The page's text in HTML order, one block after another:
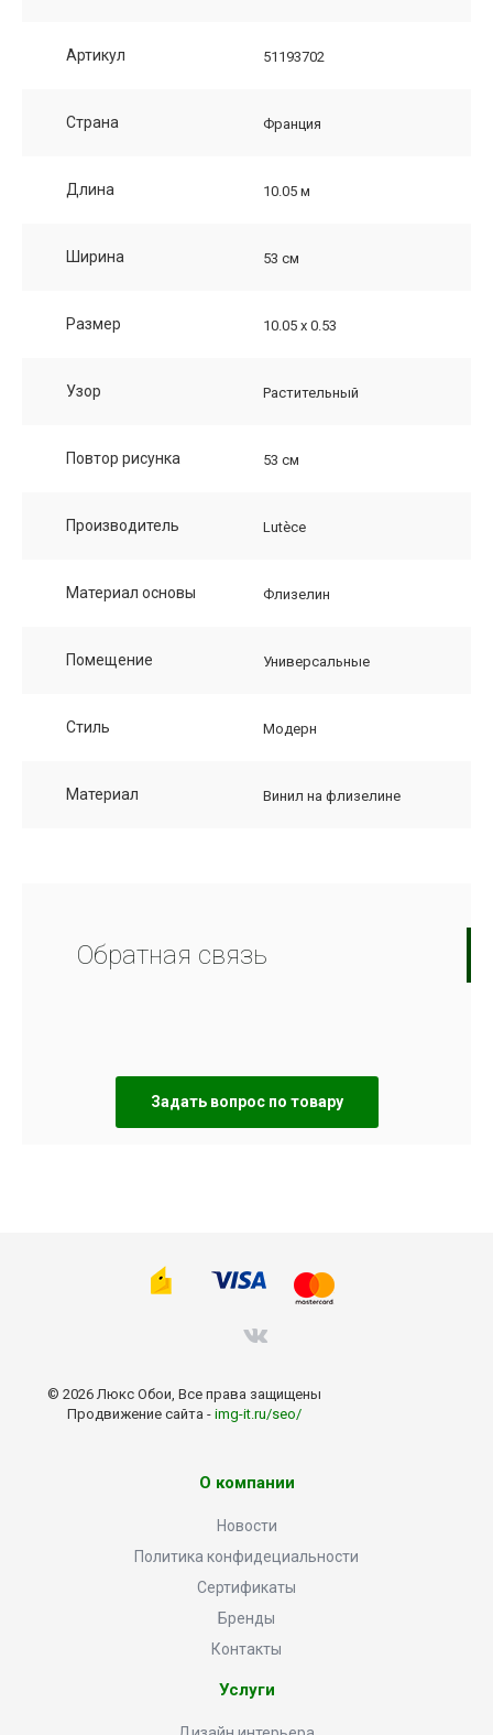
Артикул 51193702
Страна Франция
Длина 10.05 м
Ширина 53 см
Размер 10.05 х 0.53
Узор Растительный
Повтор рисунка 53 см
Производитель Lutèce
Материал основы Флизелин
Помещение Универсальные
Стиль Модерн
Материал Винил на флизелине
Обратная связь
Задать вопрос по товару
© 2026 Люкс Обои, Все права защищены
Продвижение сайта - img-it.ru/seo/
О компании
Новости
Политика конфидециальности
Сертификаты
Бренды
Контакты
Услуги